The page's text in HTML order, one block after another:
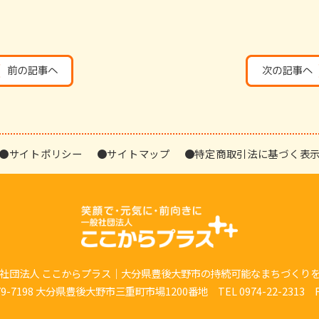
●サイトポリシー ●サイトマップ ●特定商取引法に基づく表示
団法人 ここからプラス｜大分県豊後大野市の持続可能なまちづくり
7198 大分県豊後大野市三重町市場1200番地 TEL 0974-22-2313